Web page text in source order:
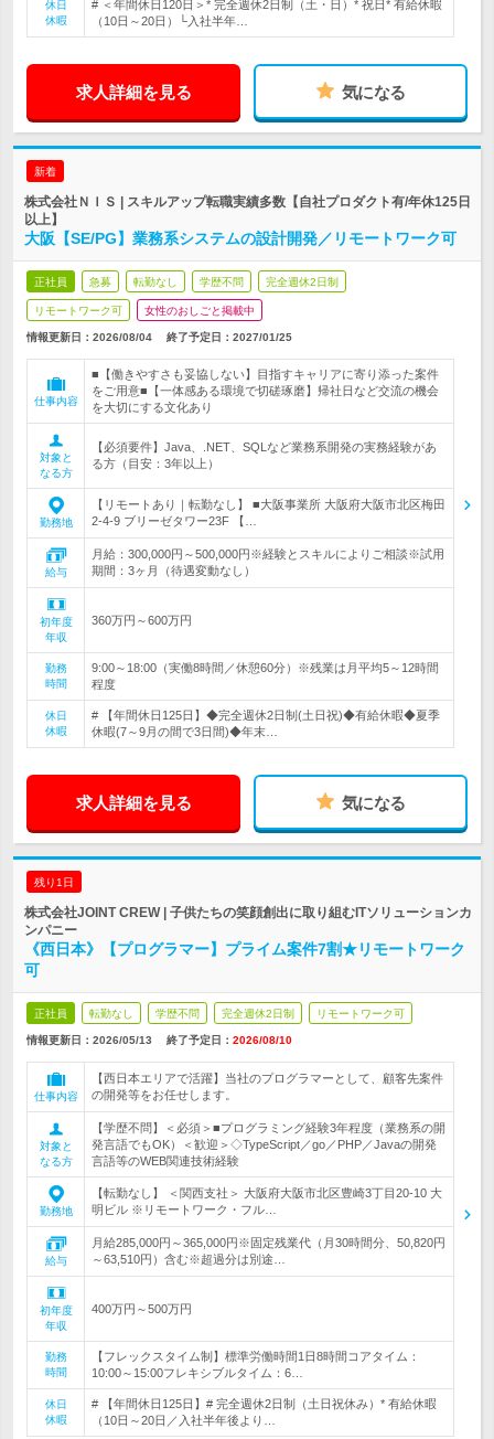
休日
休暇
# ＜年間休日120日＞* 完全週休2日制（土・日）* 祝日* 有給休暇
（10日～20日）└入社半年…
求人詳細を見る 気になる
新着
株式会社ＮＩＳ | スキルアップ転職実績多数【自社プロダクト有/年休125日
以上】
大阪【SE/PG】業務系システムの設計開発／リモートワーク可
正社員 急募 転勤なし 学歴不問 完全週休2日制
リモートワーク可 女性のおしごと掲載中
情報更新日：2026/08/04 終了予定日： 2027/01/25
仕事内容
■【働きやすさも妥協しない】目指すキャリアに寄り添った案件
をご用意■【一体感ある環境で切磋琢磨】帰社日など交流の機会
を大切にする文化あり
対象と
なる方
【必須要件】Java、.NET、SQLなど業務系開発の実務経験があ
る方（目安：3年以上）
勤務地
【リモートあり｜転勤なし】 ■大阪事業所 大阪府大阪市北区梅田
2-4-9 ブリーゼタワー23F 【…
給与
月給：300,000円～500,000円※経験とスキルによりご相談※試用
期間：3ヶ月（待遇変動なし）
初年度
年収
360万円～600万円
勤務
時間
9:00～18:00（実働8時間／休憩60分）※残業は月平均5～12時間
程度
休日
休暇
# 【年間休日125日】◆完全週休2日制(土日祝)◆有給休暇◆夏季
休暇(7～9月の間で3日間)◆年末…
求人詳細を見る 気になる
残り1日
株式会社JOINT CREW | 子供たちの笑顔創出に取り組むITソリューションカ
ンパニー
《西日本》【プログラマー】プライム案件7割★リモートワーク
可
正社員 転勤なし 学歴不問 完全週休2日制 リモートワーク可
情報更新日：2026/05/13 終了予定日： 2026/08/10
仕事内容
【西日本エリアで活躍】当社のプログラマーとして、顧客先案件
の開発等をお任せします。
対象と
なる方
【学歴不問】＜必須＞■プログラミング経験3年程度（業務系の開
発言語でもOK）＜歓迎＞◇TypeScript／go／PHP／Javaの開発
言語等のWEB関連技術経験
勤務地
【転勤なし】 ＜関西支社＞ 大阪府大阪市北区豊崎3丁目20‐10 大
明ビル ※リモートワーク・フル…
給与
月給285,000円～365,000円※固定残業代（月30時間分、50,820円
～63,510円）含む※超過分は別途…
初年度
年収
400万円～500万円
勤務
時間
【フレックスタイム制】標準労働時間1日8時間コアタイム：
10:00～15:00フレキシブルタイム：6…
休日
休暇
# 【年間休日125日】# 完全週休2日制（土日祝休み）* 有給休暇
（10日～20日／入社半年後より…